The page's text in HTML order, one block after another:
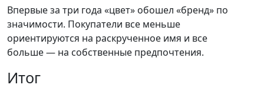
Впервые за три года «цвет» обошел «бренд» по
значимости. Покупатели все меньше
ориентируются на раскрученное имя и все
больше — на собственные предпочтения.
Итог